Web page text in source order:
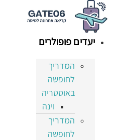
דלג
לתוכן
יעדים פופולרים
המדריך
לחופשה
באוסטריה
וינה
המדריך
לחופשה